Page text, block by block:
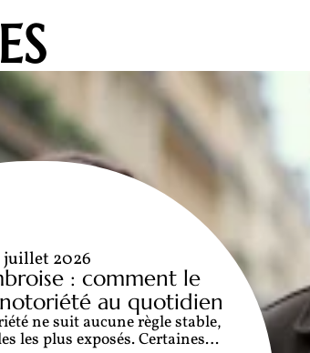
: comment le
au quotidien
ne suit aucune règle stable,
les plus exposés. Certaines…
juillet 2026